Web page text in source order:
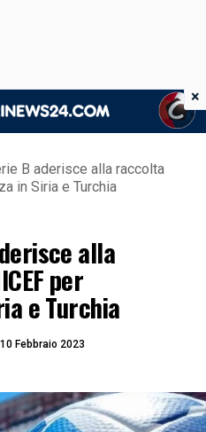
B aderisce alla raccolta
in Siria e Turchia
alla
per
e Turchia
10 Febbraio 2023
×